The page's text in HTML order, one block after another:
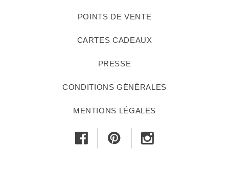
POINTS DE VENTE
CARTES CADEAUX
PRESSE
CONDITIONS GÉNÉRALES
MENTIONS LÉGALES